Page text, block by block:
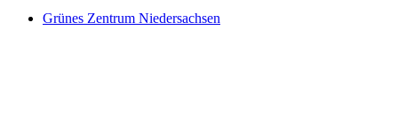
Grünes Zentrum Niedersachsen